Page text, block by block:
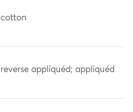
cotton
reverse appliquéd; appliquéd